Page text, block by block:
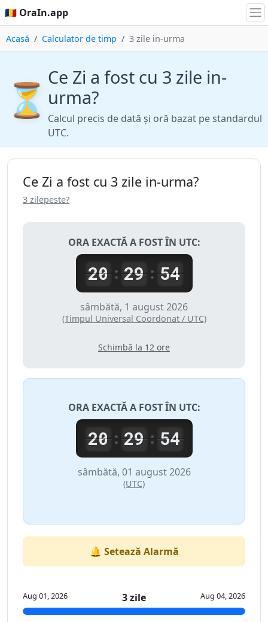
🇷🇴 OraIn.app
Acasă Calculator de timp 3 zile in-urma
⏳ Ce Zi a fost cu 3 zile in-
urma?
Calcul precis de dată și oră bazat pe standardul
UTC.
Ce Zi a fost cu 3 zile in-urma?
3 zilepeste?
ORA EXACTĂ A FOST ÎN UTC:
20: 29: 54
sâmbătă, 1 august 2026
(Timpul Universal Coordonat / UTC)
Schimbă la 12 ore
ORA EXACTĂ A FOST ÎN UTC:
20: 29: 54
sâmbătă, 01 august 2026
(UTC)
🔔 Setează Alarmă
Aug 01, 2026 3 zile Aug 04, 2026